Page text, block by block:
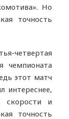
Но
точность
четвертая
чемпионата
этот матч
интереснее,
скорости и
точность